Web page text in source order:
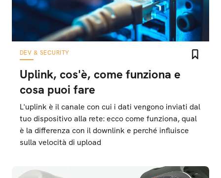
DEV & SECURITY
Uplink, cos'è, come funziona e
cosa puoi fare
L'uplink è il canale con cui i dati vengono inviati dal
tuo dispositivo alla rete: ecco come funziona, qual
è la differenza con il downlink e perché influisce
sulla velocità di upload